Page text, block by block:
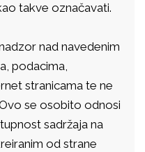
takve označavati.
nad navedenim
podacima,
stranicama te ne
se osobito odnosi
sadržaja na
od strane